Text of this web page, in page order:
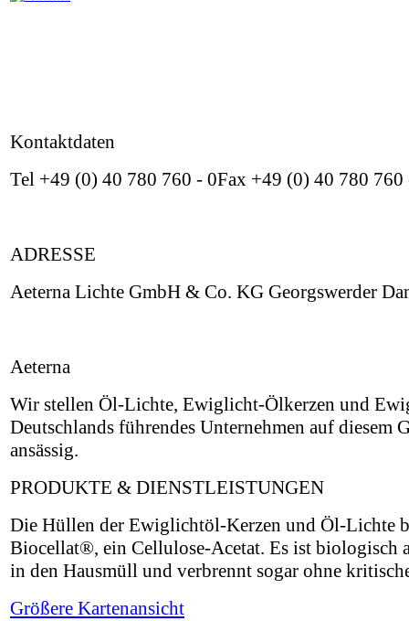
Kontaktdaten
Tel +49 (0) 40 780 760 - 0Fax +49 (0) 40 780
ADRESSE
Aeterna Lichte GmbH & Co. KG Georgswerder
Aeterna
Wir stellen Öl-Lichte, Ewiglicht-Ölkerzen und
Deutschlands führendes Unternehmen auf diesem
ansässig.
PRODUKTE & DIENSTLEISTUNGEN
Die Hüllen der Ewiglichtöl-Kerzen und Öl-Lichte
Biocellat®, ein Cellulose-Acetat. Es ist biologisch
in den Hausmüll und verbrennt sogar ohne
Größere Kartenansicht